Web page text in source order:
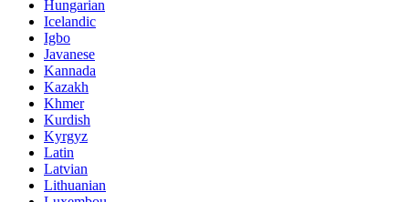
Hungarian
Icelandic
Igbo
Javanese
Kannada
Kazakh
Khmer
Kurdish
Kyrgyz
Latin
Latvian
Lithuanian